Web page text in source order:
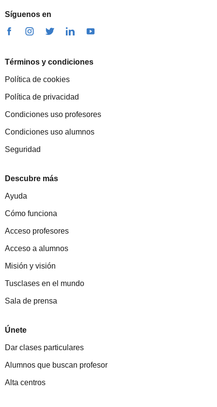
Síguenos en
Términos y condiciones
Política de cookies
Política de privacidad
Condiciones uso profesores
Condiciones uso alumnos
Seguridad
Descubre más
Ayuda
Cómo funciona
Acceso profesores
Acceso a alumnos
Misión y visión
Tusclases en el mundo
Sala de prensa
Únete
Dar clases particulares
Alumnos que buscan profesor
Alta centros